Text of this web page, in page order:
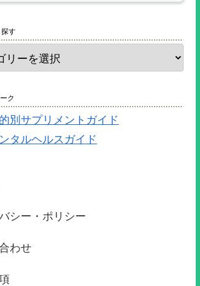
す
ク
別サプリメントガイド
タルヘルスガイド
シー・ポリシー
わせ